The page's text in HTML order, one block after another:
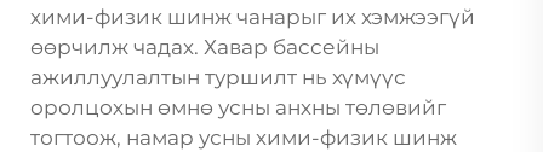
хими-физик шинж чанарыг их хэмжээгүй
өөрчилж чадах. Хавар бассейны
ажиллуулалтын туршилт нь хүмүүс
оролцохын өмнө усны анхны төлөвийг
тогтоож, намар усны хими-физик шинж